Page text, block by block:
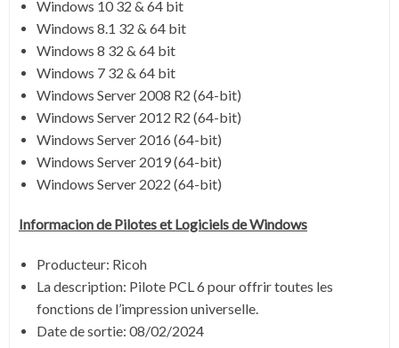
Windows 10 32 & 64 bit
Windows 8.1 32 & 64 bit
Windows 8 32 & 64 bit
Windows 7 32 & 64 bit
Windows Server 2008 R2 (64-bit)
Windows Server 2012 R2 (64-bit)
Windows Server 2016 (64-bit)
Windows Server 2019 (64-bit)
Windows Server 2022 (64-bit)
Informacion de Pilotes et Logiciels de Windows
Producteur: Ricoh
La description: Pilote PCL 6 pour offrir toutes les
fonctions de l’impression universelle.
Date de sortie: 08/02/2024